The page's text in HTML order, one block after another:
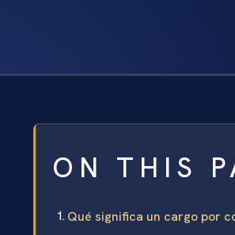
ON THIS
Qué significa un cargo por